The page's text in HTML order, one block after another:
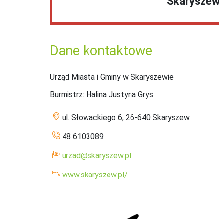
Dane kontaktowe
Urząd Miasta i Gminy w Skaryszewie
Burmistrz: Halina Justyna Grys
ul. Słowackiego 6, 26-640 Skaryszew
48 6103089
urzad@skaryszew.pl
www.skaryszew.pl/